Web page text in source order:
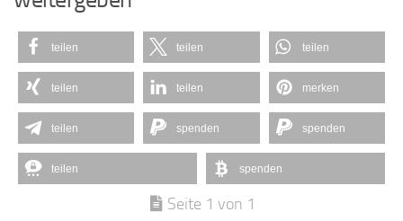
teilen teilen teilen
teilen teilen merken
teilen spenden spenden
teilen spenden
Seite 1 von 1